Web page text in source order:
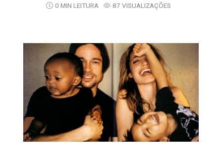
0 MIN LEITURA
87 VISUALIZAÇÕES